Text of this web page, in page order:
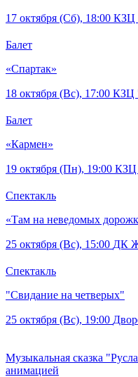
17 октября (Сб), 18:00 КЗЦ
Балет
«Спартак»
18 октября (Вс), 17:00 КЗЦ
Балет
«Кармен»
19 октября (Пн), 19:00 КЗЦ
Спектакль
«Там на неведомых
25 октября (Вс), 15:00 ДК
Спектакль
"Свидание на четверых"
25 октября (Вс), 19:00
Музыкальная сказка
анимацией